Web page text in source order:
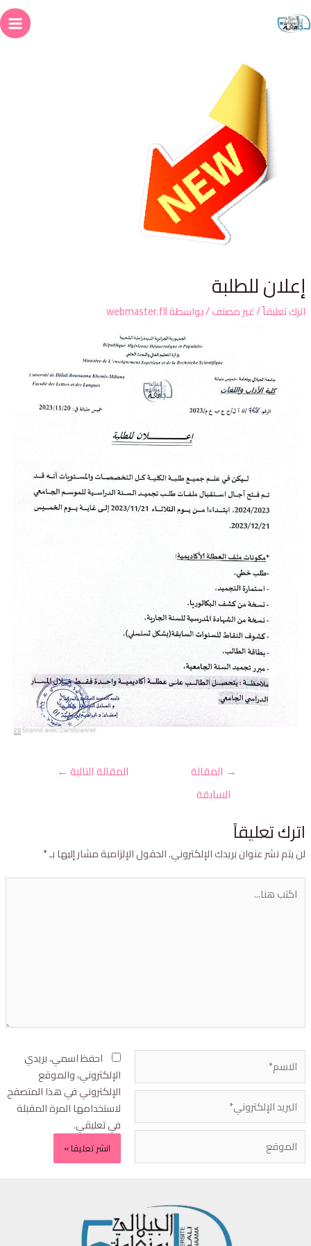
للطلبة
تعليقاً/غير مصنف/ بواسطةwebmaster.fll
→المقالة
السابقة
المقالة التالية←
تعليقاً
يتم نشر عنوان بريدك الإلكتروني.الحقول الإلزامية مشار إليها بـ*
احفظ اسمي، بريدي
الإلكتروني، والموقع
الإلكتروني في هذا المتصفح
لاستخدامها المرة المقبلة
في تعليقي.